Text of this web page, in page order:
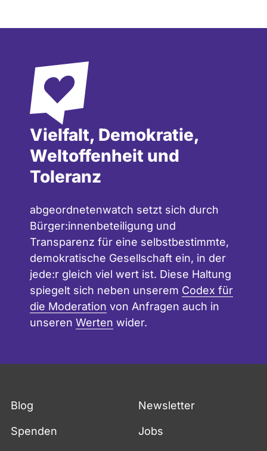
Vielfalt, Demokratie,
Weltoffenheit und
Toleranz
abgeordnetenwatch setzt sich durch
Bürger:innenbeteiligung und
Transparenz für eine selbstbestimmte,
demokratische Gesellschaft ein, in der
jede:r gleich viel wert ist. Diese Haltung
spiegelt sich neben unserem Codex für
die Moderation von Anfragen auch in
unseren Werten wider.
Blog Newsletter
Spenden Jobs